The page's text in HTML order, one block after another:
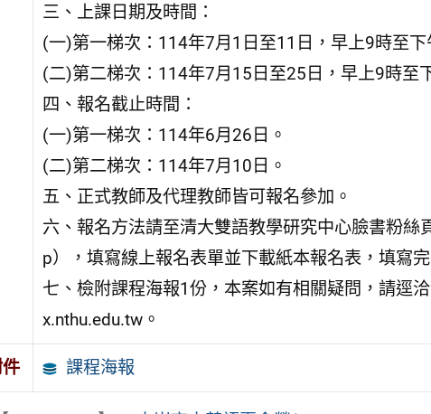
三、上課日期及時間：
(一)第一梯次：114年7月1日至11日，早上9時至下
(二)第二梯次：114年7月15日至25日，早上9時至
四、報名截止時間：
(一)第一梯次：114年6月26日。
(二)第二梯次：114年7月10日。
五、正式教師及代理教師皆可報名參加。
六、報名方法請至清大雙語教學研究中心臉書粉
p），填寫線上報名表單並下載紙本報名表，填寫
七、檢附課程海報1份，本案如有相關疑問，請逕
x.nthu.edu.tw。
課程海報